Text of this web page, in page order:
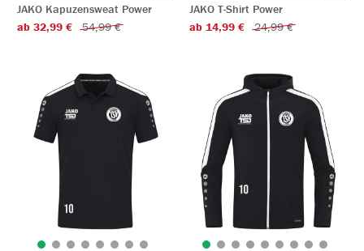
JAKO Kapuzensweat Power
ab 32,99 €
54,99 €
JAKO T-Shirt Power
ab 14,99 €
24,99 €